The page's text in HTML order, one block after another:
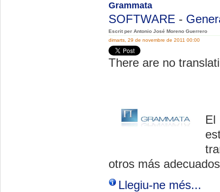
Grammata
SOFTWARE -
Escrit per Antonio José Moreno Guerrero
dimarts, 29 de novembre de 2011 00:00
There are no
El
otros más
Llegiu-ne més...